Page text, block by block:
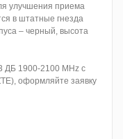
улучшения приема
в штатные гнезда
– черный, высота
ДБ 1900-2100 MHz с
оформляйте заявку